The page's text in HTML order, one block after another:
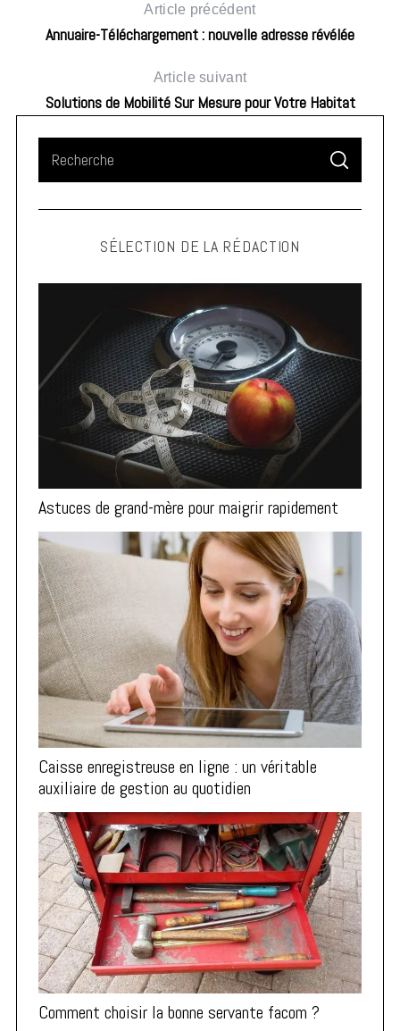
Article précédent
Annuaire-Téléchargement : nouvelle adresse révélée
Article suivant
Solutions de Mobilité Sur Mesure pour Votre Habitat
S
A
C
SÉLECTION DE LA RÉDACTION
Astuces de grand-mère pour maigrir rapidement
Caisse enregistreuse en ligne : un véritable
auxiliaire de gestion au quotidien
Comment choisir la bonne servante facom ?